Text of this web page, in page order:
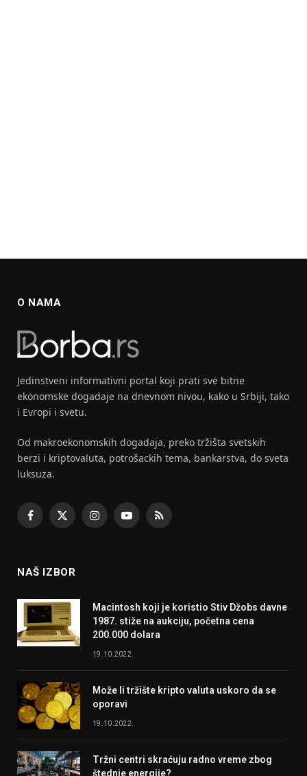
O NAMA
Jedinstveni informativni portal koji prati sve bitne
ekonomske dogadaje na dnevnom nivou, kako u Srbiji, tako
i Evropi i svetu.
Od makroekonomskih dogadaja, preko tržišta svetskih
berzi i kriptovaluta, potrošackih tema, bankarstva, do sveta
luksuza.
Facebook
X
InstagramYouTubeRSS
NAŠ IZBOR
Macintosh koji je koristio Stiv Džobs davne
1987. stiže na aukciju, početna cena
200.000 dolara
19.10.2022.
Može li tržište kripto valuta uskoro da se
oporavi
19.10.2022.
Tržni centri skraćuju radno vreme zbog
štednje energije?